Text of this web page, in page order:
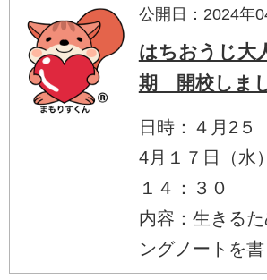
公開日：2024年
はちおうじ大
期 開校しま
日時：４月2５
4月１７日（水
１４：３０
内容：生きる
ングノートを